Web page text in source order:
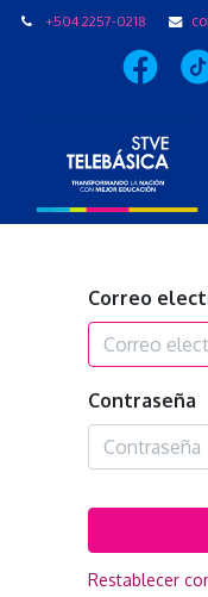
+504 2257-0218
Correo
Contraseña
Restablecer